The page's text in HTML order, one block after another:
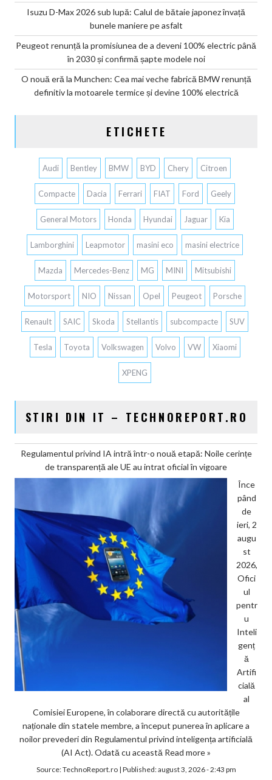
Isuzu D-Max 2026 sub lupă: Calul de bătaie japonez învață
bunele maniere pe asfalt
Peugeot renunță la promisiunea de a deveni 100% electric până
în 2030 și confirmă șapte modele noi
O nouă eră la Munchen: Cea mai veche fabrică BMW renunță
definitiv la motoarele termice și devine 100% electrică
ETICHETE
Audi Bentley BMW BYD Chery Citroen
Compacte Dacia Ferrari FIAT Ford Geely
General Motors Honda Hyundai Jaguar Kia
Lamborghini Leapmotor masini eco masini electrice
Mazda Mercedes-Benz MG MINI Mitsubishi
Motorsport NIO Nissan Opel Peugeot Porsche
Renault SAIC Skoda Stellantis subcompacte SUV
Tesla Toyota Volkswagen Volvo VW Xiaomi
XPENG
STIRI DIN IT – TECHNOREPORT.RO
Regulamentul privind IA intră într-o nouă etapă: Noile cerințe
de transparență ale UE au intrat oficial în vigoare
Înce
pând
de
ieri, 2
augu
st
2026,
Ofici
ul
pentr
u
Inteli
genț
ă
Artifi
cială
al
Comisiei Europene, în colaborare directă cu autoritățile
naționale din statele membre, a început punerea în aplicare a
noilor prevederi din Regulamentul privind inteligența artificială
(AI Act). Odată cu această Read more »
Source:TechnoReport.ro| Published:august 3, 2026 - 2:43 pm